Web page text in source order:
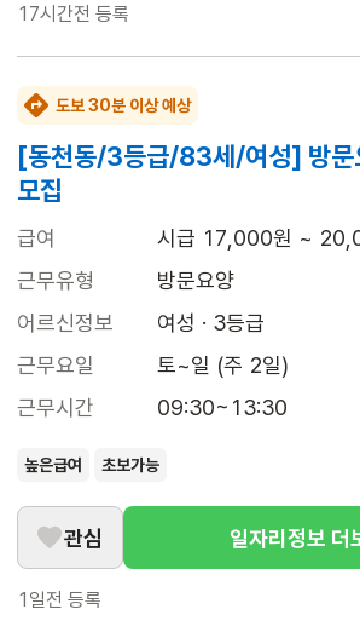
17시간전 등록
도보 30분 이상 예상
[동천동/3등급/83세/여성] 방문
모집
급여
시급 17,000원 ~
근무유형
방문요양
어르신정보
여성 · 3등급
근무요일
토~일 (주 2일)
근무시간
09:30~13:30
높은급여 초보가능
관심 일자리정보 더
1일전 등록